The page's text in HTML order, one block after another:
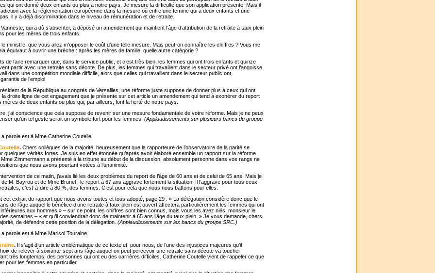
qui ont donné deux enfants ou plus à notre pays. Je mesure la difficulté que son application présente. Mais il
avec la réglementation européenne dans la mesure où entre une femme qui a deux enfants et une
il y a déjà discrimination dans le niveau de rémunération et de retraite.
qui a dû s’absenter, a déposé un amendement qui maintient l’âge d’attribution de la retraite à taux plein
pour les mères de trois enfants.
ministre, que vous allez m’opposer le coût d’une telle mesure. Mais peut-on connaître les chiffres ? Vous me
équivaut à ouvrir une brèche : après les mères de famille, quelle autre catégorie ?
de faire remarquer que, dans le service public, et c’est très bien, les femmes qui ont trois enfants et quinze
partir avec une retraite sans décote. De plus, les femmes qui travaillent dans le secteur privé ont l’angoisse
dans une compétition mondiale difficile, alors que celles qui travaillent dans le secteur public ont,
de l’emploi.
de la République au congrès de Versailles, une réforme juste suppose de donner plus à ceux qui ont
la droite ligne de cet engagement que je présente sur cet article un amendement qui tend à exonérer du report
mères de deux enfants ou plus qui, par ailleurs, font la fierté de notre pays.
j’ai conscience que cela suppose de revenir sur une mesure fondamentale de votre réforme. Mais je ne peux
qu’un tel geste serait un symbole fort pour les femmes. (Applaudissements sur plusieurs bancs du groupe
parole est à Mme Catherine Coutelle.
. Chers collègues de la majorité, heureusement que la rapporteure de l’observatoire de la parité se
quelques vérités fortes. Je suis en effet étonnée qu’après avoir élaboré ensemble un rapport sur la réforme
Zimmermann a présenté à la tribune au début de la discussion, absolument personne dans vos rangs ne
que nous avons pourtant votées à l’unanimité.
de ce matin, j’avais lié les deux problèmes du report de l’âge de 60 ans et de celui de 65 ans. Mais je
M. Bayrou et de Mme Brunel : le report à 67 ans aggrave fortement la situation. Il l’aggrave pour tous ceux
c’est-à-dire à 80 %, des femmes. C’est pour cela que nous nous battons pour elles.
cet extrait du rapport que nous avons toutes et tous adopté, page 29 : « La délégation considère donc que le
de l’âge auquel le bénéfice d’une retraite à taux plein est ouvert affectera particulièrement les femmes qui ont
aux hommes » – sur ce point, les chiffres sont bien connus, mais vous les avez niés, monsieur le
semaines – « et qu’il conviendrait donc de maintenir à 65 ans l’âge du taux plein. » Je vous demande, chers
de défendre cette position de la délégation. (Applaudissements sur les bancs du groupe SRC.)
parole est à Mme Marisol Touraine.
. Il s’agit d’un article emblématique de ce texte et, pour nous, de l’une des injustices majeures qu’il
de relever à soixante-sept ans l’âge auquel on peut percevoir une retraite sans décote va toucher
très longtemps, des personnes qui ont eu des carrières difficiles. Catherine Coutelle vient de rappeler ce que
pour les femmes en particulier.